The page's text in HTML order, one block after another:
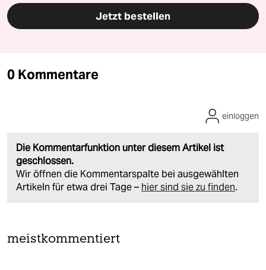
Jetzt bestellen
0 Kommentare
Die Kommentarfunktion unter diesem Artikel ist
geschlossen.
Wir öffnen die Kommentarspalte bei ausgewählten
Artikeln für etwa drei Tage – hier sind sie zu finden.
einloggen
meistkommentiert